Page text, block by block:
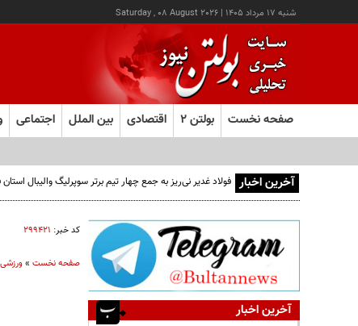
شنبه ۱۷ مرداد ۱۴۰۵ |
Saturday , 08 August 2026
صفحه نخست بولتن ۲ اقتصادی بین الملل اجتماعی
آخرین اخبار فولاد غدیر نی‌ریز به جمع چهار تیم برتر سوپرلیگ والیبال
کد خبر: ۲۹۹۴۲۱
صفحه نخست»ورزشی
آخرین اخبار